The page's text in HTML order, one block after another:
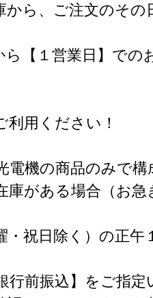
から、ご注文のそ
ら【１営業日】での
利用ください！
機の商品のみで構
がある場合（お急
祝日除く）の正午
前振込】をご指定